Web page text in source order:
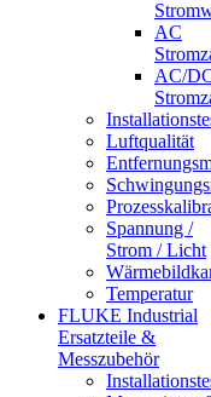
AC
AC/
Luftqualität
Spannung /
Strom / Licht
Temperatur
FLUKE Industrial
Ersatzteile &
Messzubehör